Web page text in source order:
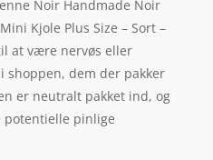
Noir Handmade Noir
Kjole Plus Size – Sort –
at være nervøs eller
shoppen, dem der pakker
er neutralt pakket ind, og
potentielle pinlige